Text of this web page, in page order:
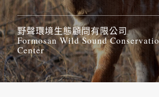
野聲環境生態顧問有限公司
Formosan Wild Sound
Center